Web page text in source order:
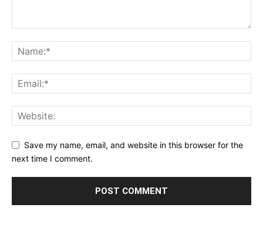
Save my name, email, and website in this browser for the
next time I comment.